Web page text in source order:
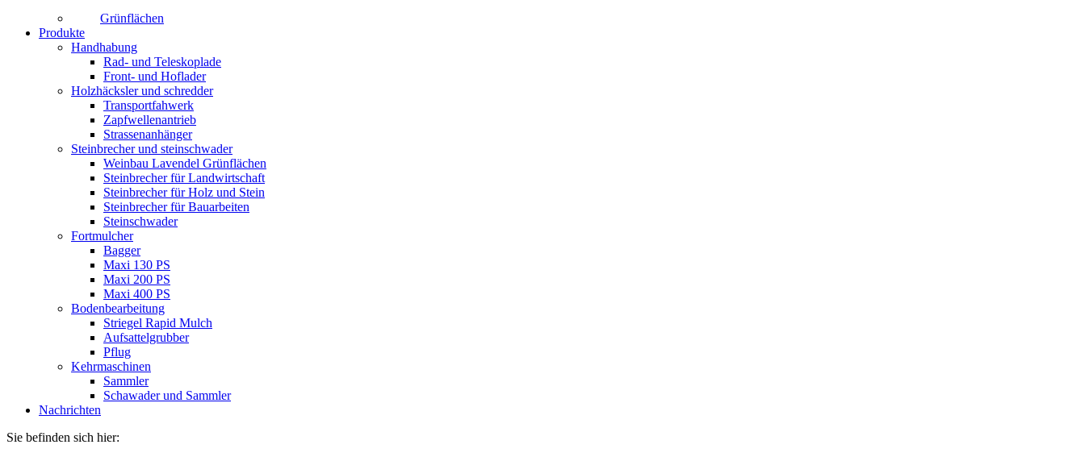
Grünflächen
Produkte
Handhabung
Rad- und Teleskoplade
Front- und Hoflader
Holzhäcksler und schredder
Transportfahwerk
Zapfwellenantrieb
Strassenanhänger
Steinbrecher und steinschwader
Weinbau Lavendel Grünflächen
Steinbrecher für Landwirtschaft
Steinbrecher für Holz und Stein
Steinbrecher für Bauarbeiten
Steinschwader
Fortmulcher
Bagger
Maxi 130 PS
Maxi 200 PS
Maxi 400 PS
Bodenbearbeitung
Striegel Rapid Mulch
Aufsattelgrubber
Pflug
Kehrmaschinen
Sammler
Schawader und Sammler
Nachrichten
Sie befinden sich hier: